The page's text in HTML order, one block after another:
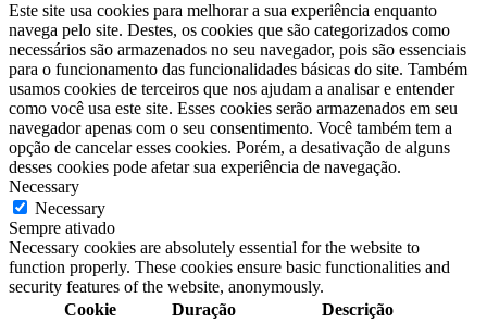
Este site usa cookies para melhorar a sua experiência enquanto
navega pelo site. Destes, os cookies que são categorizados como
necessários são armazenados no seu navegador, pois são essenciais
para o funcionamento das funcionalidades básicas do site. Também
usamos cookies de terceiros que nos ajudam a analisar e entender
como você usa este site. Esses cookies serão armazenados em seu
navegador apenas com o seu consentimento. Você também tem a
opção de cancelar esses cookies. Porém, a desativação de alguns
desses cookies pode afetar sua experiência de navegação.
Necessary
Necessary
Sempre ativado
Necessary cookies are absolutely essential for the website to
function properly. These cookies ensure basic functionalities and
security features of the website, anonymously.
Cookie
Duração Descrição